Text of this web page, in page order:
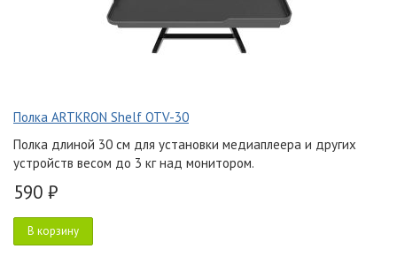
Полка ARTKRON Shelf OTV-30
Полка длиной 30 см для установки медиаплеера и других
устройств весом до 3 кг над монитором.
590 ₽
В корзину